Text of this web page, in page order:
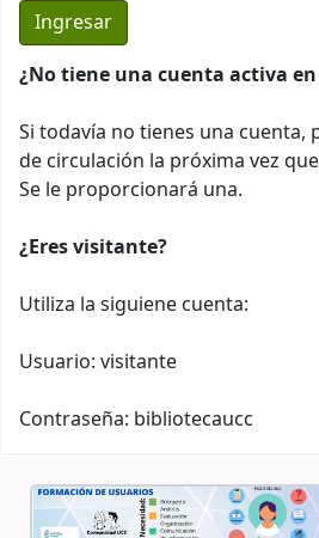
¿No tiene una cuenta activa
Si todavía no tienes una
de circulación la próxima vez
Se le proporcionará una.
¿Eres visitante?
Utiliza la siguiene cuenta:
Usuario: visitante
Contraseña: bibliotecaucc